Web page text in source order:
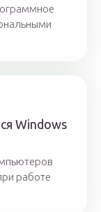
Windows
работе